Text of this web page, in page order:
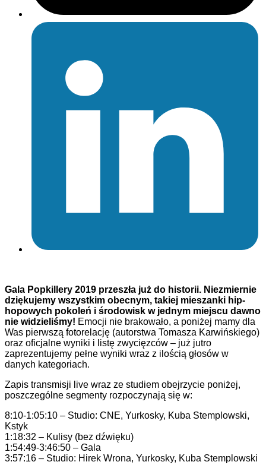
Gala Popkillery 2019 przeszła już do historii. Niezmiernie
dziękujemy wszystkim obecnym, takiej mieszanki hip-
hopowych pokoleń i środowisk w jednym miejscu dawno
nie widzieliśmy! Emocji nie brakowało, a poniżej mamy dla
Was pierwszą fotorelację (autorstwa Tomasza Karwińskiego)
oraz oficjalne wyniki i listę zwycięzców – już jutro
zaprezentujemy pełne wyniki wraz z ilością głosów w
danych kategoriach.
Zapis transmisji live wraz ze studiem obejrzycie poniżej,
poszczególne segmenty rozpoczynają się w:
8:10-1:05:10 – Studio: CNE, Yurkosky, Kuba Stemplowski,
Kstyk
1:18:32 – Kulisy (bez dźwięku)
1:54:49-3:46:50 – Gala
3:57:16 – Studio: Hirek Wrona, Yurkosky, Kuba Stemplowski